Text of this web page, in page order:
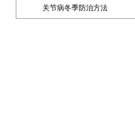
关节病冬季防治方法